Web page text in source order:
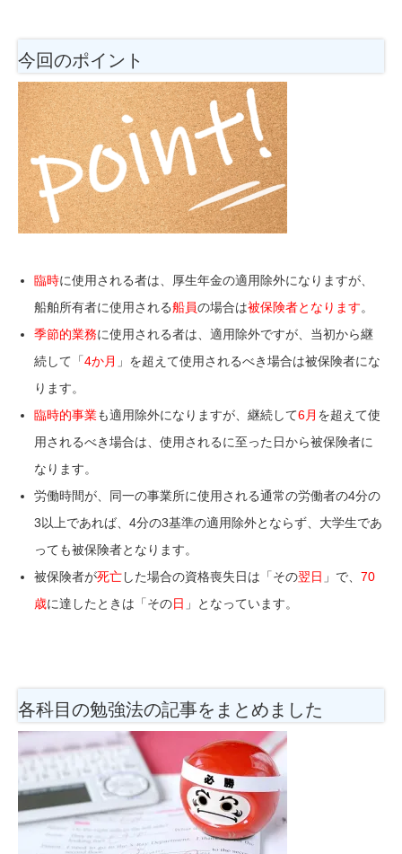
今回のポイント
臨時に使用される者は、厚生年金の適用除外になりますが、
船舶所有者に使用される船員の場合は被保険者となります。
季節的業務に使用される者は、適用除外ですが、当初から継
続して「4か月 」を超えて使用されるべき場合は被保険者にな
ります。
臨時的事業も適用除外になりますが、継続して6月 を超えて使
用されるべき場合は、使用されるに至った日から被保険者に
なります。
労働時間が、同一の事業所に使用される通常の労働者の4分の
3以上であれば、4分の3基準の適用除外とならず、大学生であ
っても被保険者となります。
被保険者が死亡した場合の資格喪失日は「その翌日 」で、70
歳に達したときは「その日 」となっています。
各科目の勉強法の記事をまとめました